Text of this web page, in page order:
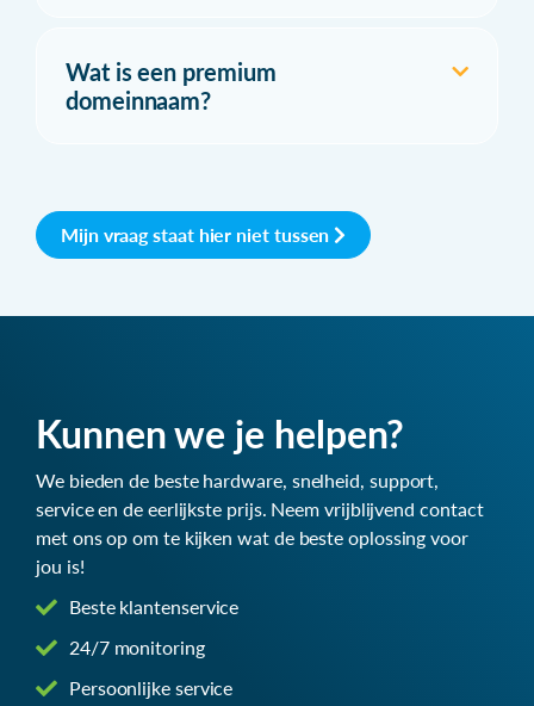
Wat is een premium
domeinnaam?
Mijn vraag staat hier niet tussen
Kunnen we je helpen?
We bieden de beste hardware, snelheid, support,
service en de eerlijkste prijs. Neem vrijblijvend contact
met ons op om te kijken wat de beste oplossing voor
jou is!
Beste klantenservice
24/7 monitoring
Persoonlijke service